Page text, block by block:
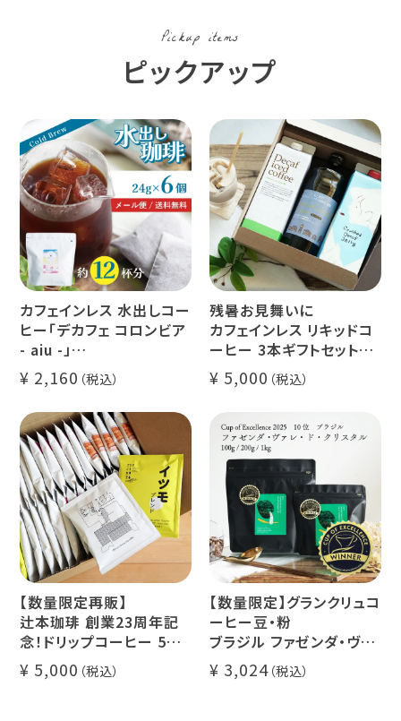
Pickup items
ピックアップ
カフェインレス 水出しコー
ヒー「デカフェ コロンビア
- aiu -」
24g×6個（約12杯分）
マウンテンウォータープロ
セス カフェインレスコーヒ
ー豆100%使用 メール便
でお届け
2,160
残暑お見舞いに
カフェインレス リキッドコ
ーヒー 3本ギフトセット
クラッシュド デカフェ ゼリ
ー 1本
デカフェ オレベース【無
糖】1本
デカフェ アイスコーヒー 1
5,000
【数量限定再販】
辻本珈琲 創業23周年記
念！ドリップコーヒー 5種
50杯セット
アニバーサリーブレンド
5,000
【数量限定】グランクリュコ
ーヒー豆・粉
ブラジル ファゼンダ・ヴァ
レ・ド・クリスタル（100g /
200g / 1kg）
3,024